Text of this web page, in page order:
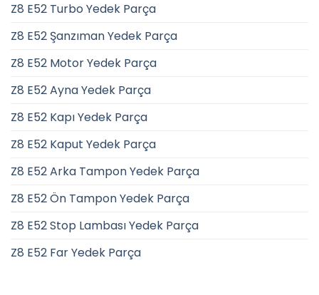
Z8 E52 Turbo Yedek Parça
Z8 E52 Şanzıman Yedek Parça
Z8 E52 Motor Yedek Parça
Z8 E52 Ayna Yedek Parça
Z8 E52 Kapı Yedek Parça
Z8 E52 Kaput Yedek Parça
Z8 E52 Arka Tampon Yedek Parça
Z8 E52 Ön Tampon Yedek Parça
Z8 E52 Stop Lambası Yedek Parça
Z8 E52 Far Yedek Parça